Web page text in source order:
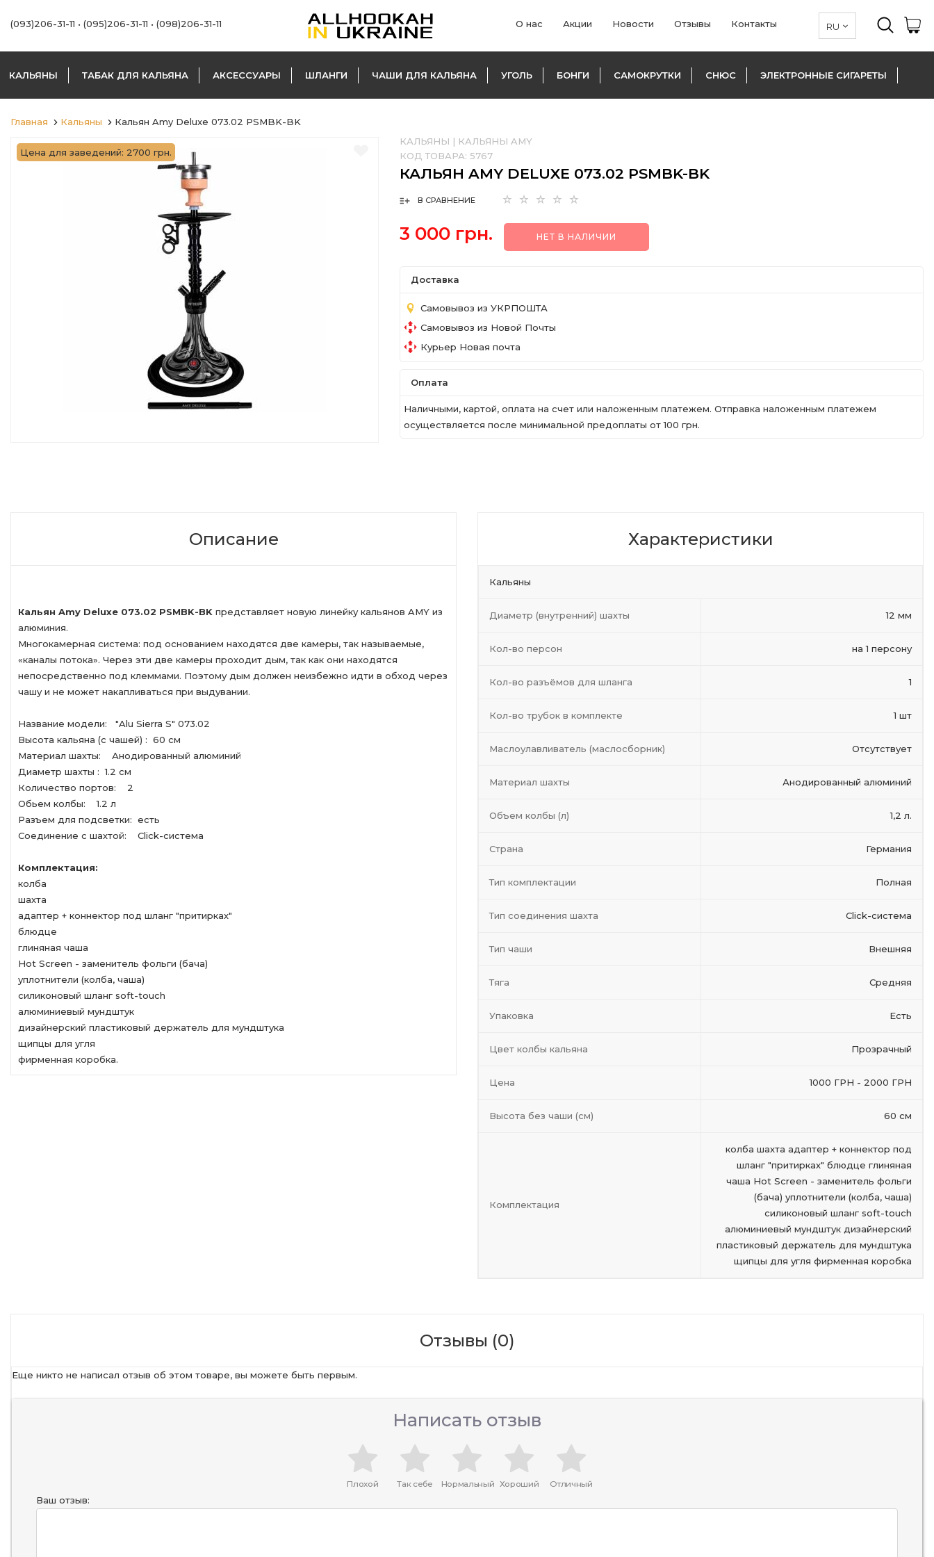
(093)206-31-11 • (095)206-31-11 • (098)206-31-11 О нас Акции Новости Отзывы Контакты
КАЛЬЯНЫ ТАБАК ДЛЯ КАЛЬЯНА АКСЕССУАРЫ ШЛАНГИ ЧАШИ ДЛЯ КАЛЬЯНА УГОЛЬ БОНГИ САМОКРУТКИ СНЮС ЭЛЕКТРОННЫЕ СИГАРЕТЫ
Главная Кальяны Кальян Amy Deluxe 073.02 PSMBK-BK
Цена для заведений: 2700 грн.
КАЛЬЯНЫ | КАЛЬЯНЫ AMY
КОД ТОВАРА: 5767
КАЛЬЯН AMY DELUXE 073.02 PSMBK-BK
В СРАВНЕНИЕ
3 000 грн. НЕТ В НАЛИЧИИ
Доставка
Самовывоз из УКРПОШТА
Самовывоз из Новой Почты
Курьер Новая почта
Оплата
Наличными, картой, оплата на счет или наложенным платежем. Отправка наложенным платежем
осуществляется после минимальной предоплаты от 100 грн.
Описание
Кальян Amy Deluxe 073.02 PSMBK-BK представляет новую линейку кальянов AMY из
алюминия.
Многокамерная система: под основанием находятся две камеры, так называемые,
«каналы потока». Через эти две камеры проходит дым, так как они находятся
непосредственно под клеммами. Поэтому дым должен неизбежно идти в обход через
чашу и не может накапливаться при выдувании.
Название модели: "Alu Sierra S" 073.02
Высота кальяна (с чашей) : 60 см
Материал шахты: Анодированный алюминий
Диаметр шахты : 1.2 см
Количество портов: 2
Обьем колбы: 1.2 л
Разъем для подсветки: есть
Соединение с шахтой: Click-система
Комплектация:
колба
шахта
адаптер + коннектор под шланг "притирках"
блюдце
глиняная чаша
Hot Screen - заменитель фольги (бача)
уплотнители (колба, чаша)
силиконовый шланг soft-touch
алюминиевый мундштук
дизайнерский пластиковый держатель для мундштука
щипцы для угля
фирменная коробка.
Характеристики
Кальяны
Диаметр (внутренний) шахты 12 мм
Кол-во персон на 1 персону
Кол-во разъёмов для шланга 1
Кол-во трубок в комплекте 1 шт
Маслоулавливатель (маслосборник) Отсутствует
Материал шахты Анодированный алюминий
Объем колбы (л) 1,2 л.
Страна Германия
Тип комплектации Полная
Тип соединения шахта Click-система
Тип чаши Внешняя
Тяга Средняя
Упаковка Есть
Цвет колбы кальяна Прозрачный
Цена 1000 ГРН - 2000 ГРН
Высота без чаши (см) 60 см
Комплектация
колба шахта адаптер + коннектор под
шланг "притирках" блюдце глиняная
чаша Hot Screen - заменитель фольги
(бача) уплотнители (колба, чаша)
силиконовый шланг soft-touch
алюминиевый мундштук дизайнерский
пластиковый держатель для мундштука
щипцы для угля фирменная коробка
Отзывы (0)
Еще никто не написал отзыв об этом товаре, вы можете быть первым.
Написать отзыв
Плохой Так себе Нормальный Хороший Отличный
Ваш отзыв: